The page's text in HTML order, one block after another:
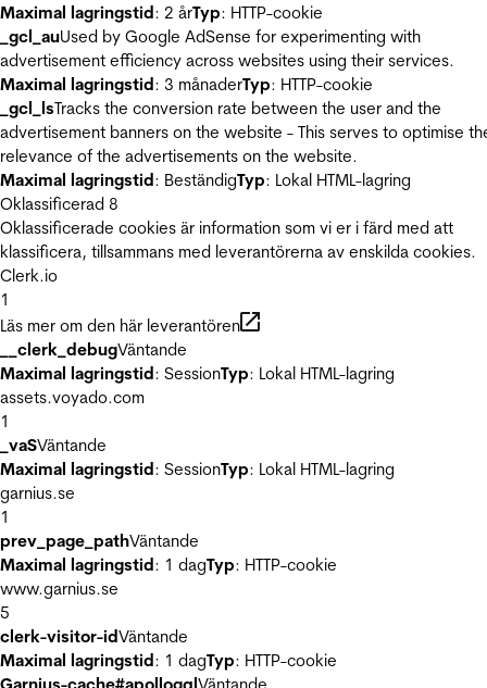
Maximal lagringstid: 2 årTyp: HTTP-cookie
_gcl_auUsed by Google AdSense for experimenting with
advertisement efficiency across websites using their services.
Maximal lagringstid: 3 månaderTyp: HTTP-cookie
_gcl_lsTracks the conversion rate between the user and the
advertisement banners on the website - This serves to optimise
relevance of the advertisements on the website.
Maximal lagringstid: BeständigTyp: Lokal HTML-lagring
Oklassificerad 8
Oklassificerade cookies är information som vi er i färd med att
klassificera, tillsammans med leverantörerna av enskilda cookies.
Clerk.io
1
Läs mer om den här leverantören
__clerk_debugVäntande
Maximal lagringstid: SessionTyp: Lokal HTML-lagring
assets.voyado.com
1
_vaSVäntande
Maximal lagringstid: SessionTyp: Lokal HTML-lagring
garnius.se
1
prev_page_pathVäntande
Maximal lagringstid: 1 dagTyp: HTTP-cookie
www.garnius.se
5
clerk-visitor-idVäntande
Maximal lagringstid: 1 dagTyp: HTTP-cookie